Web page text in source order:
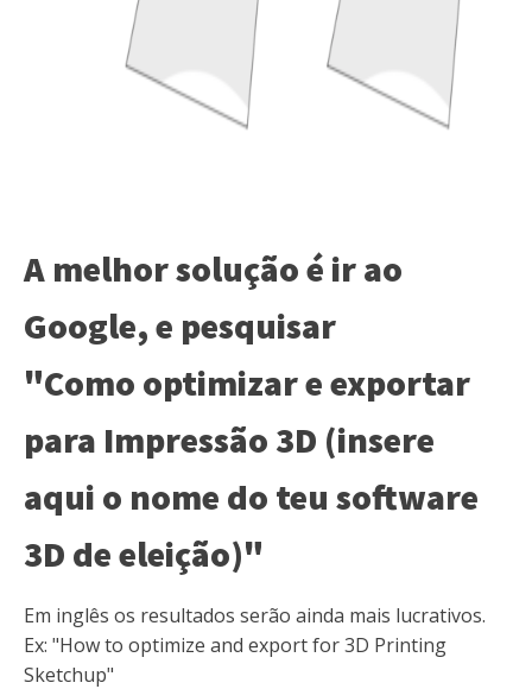
A melhor solução é ir ao
Google, e pesquisar
"Como optimizar e exportar
para Impressão 3D (insere
aqui o nome do teu software
3D de eleição)"
Em inglês os resultados serão ainda mais lucrativos.
Ex: "How to optimize and export for 3D Printing
Sketchup"